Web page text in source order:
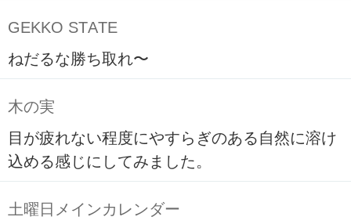
GEKKO STATE
ねだるな勝ち取れ〜
木の実
目が疲れない程度にやすらぎのある自然に溶け
込める感じにしてみました。
土曜日メインカレンダー